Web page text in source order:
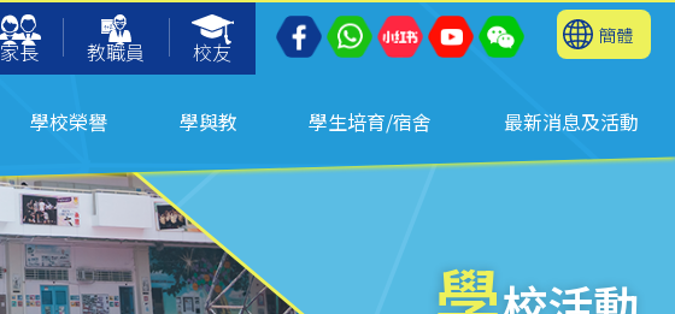
家長 教職員 校友
簡體
學校榮譽 學與教 學生培育/宿舍 最新消息及活動